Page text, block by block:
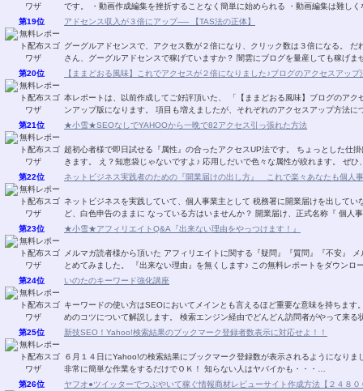
です。 ・動画作成編集を挫折することなく簡単に始められる ・動画編集は難
第19位
アドセンス収入が３倍にアップ── 【TAS法の正体】
グーグルアドセンスで、アクセス数が２倍になり、クリック数は３倍になる。 だれ
さん、グーグルアドセンスで稼げていますか？ 闇雲にブログを量
第20位
【ままどおる風味】これでアクセスが２倍になりました♪ブログのアクセスアッ
本レポートは、以前作成してご好評頂いた、 「【ままどおる風味】ブログのア
ンアップ版になります。 項目も増えましたが、それぞれのアクセスアッ
第21位
★小雪★SEOなしでYAHOOから一晩で82アクセス引っ張れた方法
超初心者様で即日試せる『属性』の合ったアクセスUP法です。 ちょっとした仕掛けでザクザクあなたのブログにアクセスが 流れ込んで
きます。 え？知恵袋じゃ
第22位
ネットビジネス実践者のための『開業届けの出し方』 これで楽々あなたも個人
ネットビジネスを実践していて、個人事業主として 税務署に開業届けを出していない人はいませんか？
ど、白色申告のままに なっている方はいませんか？ 開業
第23位
★小雪★アフィリエイトQ&A『出来ない理由をやっつけます！』
メルマガ読者様から頂いた アフィリエイトに関する『疑問』『質問』『不安』 メルマガ・
とめてみました。 『出来ない理由』を無くします♪ この無料
第24位
いのたのキーワード強化講座
キーワードの使い方はSEOにおいてメインとも言えるほど重要な意味を持ちます。 狙ったキーワードで検索エンジンに上位表示させ
めのコツについて解説します。 検索エンジン経由でどんどん訪問者
第25位
新技SEO！Yahoo!検索結果のブックマーク登録者数表示に対応せよ！！
６月１４日にYahoo!の検索結果にブックマーク登録数が表示されるようになり
非常に簡単な作業をするだけでＯＫ！ 知らない人はヤバイかも・・・…
第26位
ヤフオ●ツイッターでつぶやいて稼ぐ情報商材レビューサイト作成方法【２４８